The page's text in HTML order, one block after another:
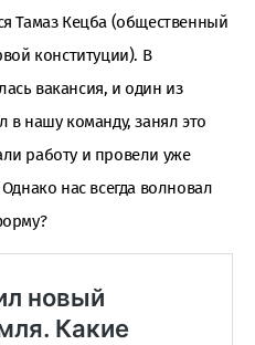
Тамаз Кецба (общественный
конституции). В
вакансия, и один из
нашу команду, занял это
работу и провели уже
нас всегда волновал